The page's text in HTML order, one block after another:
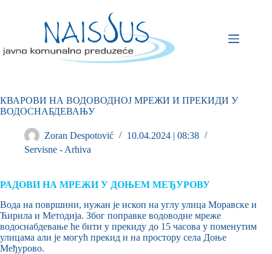
КВАРОВИ НА ВОДОВОДНОЈ МРЕЖИ И ПРЕКИДИ У
ВОДОСНАБДЕВАЊУ
Zoran Despotović
10.04.2024 | 08:38
Servisne - Arhiva
РАДОВИ НА МРЕЖИ У ДОЊЕМ МЕЂУРОВУ
Вода на површини, нужан је ископ на углу улица Моравске и
Ћирила и Методија. Због поправке водоводне мреже
водоснабдевање ће бити у прекиду до 15 часова у поменутим
улицама али је могућ прекид и на простору села Доње
Међурово.